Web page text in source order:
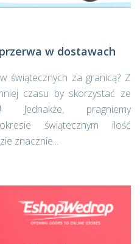
w dostawach
świątecznych za granicą? Z
czasu by skorzystać ze
Jednakże, pragniemy
świątecznym ilość
znacznie...